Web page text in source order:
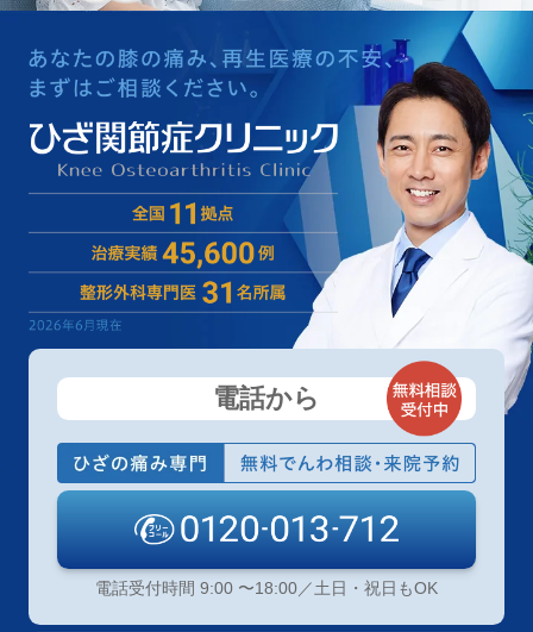
電話から
電話受付時間 9:00 〜18:00／土日・祝日もOK